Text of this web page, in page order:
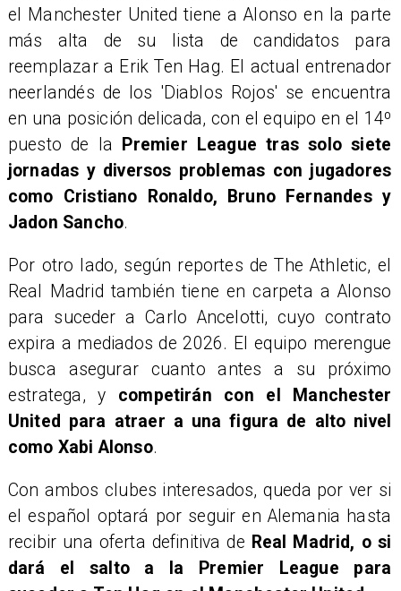
el Manchester United tiene a Alonso en la parte
más alta de su lista de candidatos para
reemplazar a Erik Ten Hag. El actual entrenador
neerlandés de los 'Diablos Rojos' se encuentra
en una posición delicada, con el equipo en el 14º
puesto de la
Premier League tras solo siete
jornadas y diversos problemas con jugadores
como Cristiano Ronaldo, Bruno Fernandes y
Jadon Sancho.
Por otro lado, según reportes de The Athletic, el
Real Madrid también tiene en carpeta a Alonso
para suceder a Carlo Ancelotti, cuyo contrato
expira a mediados de 2026. El equipo merengue
busca asegurar cuanto antes a su próximo
estratega, y competirán con el Manchester
United para atraer a una figura de alto nivel
como Xabi Alonso.
Con ambos clubes interesados, queda por ver si
el español optará por seguir en Alemania hasta
recibir una oferta definitiva de Real Madrid, o si
dará el salto a la Premier League para